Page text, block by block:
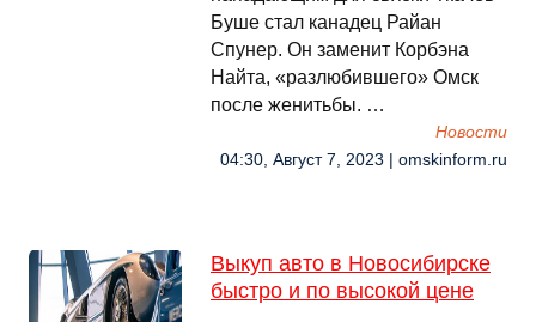
Буше стал канадец Райан
Спунер. Он заменит Корбэна
Найта, «разлюбившего» Омск
после женитьбы. …
Новости
04:30, Август 7, 2023 | omskinform.ru
Выкуп авто в Новосибирске
быстро и по высокой цене